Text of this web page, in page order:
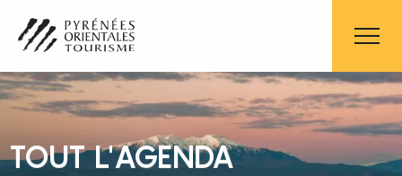
contenu
principal
TOUT L'AGENDA